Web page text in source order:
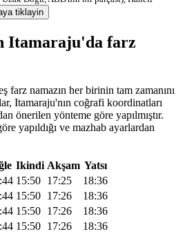
tiklayin
Itamaraju'da farz
farz namazın her birinin tam zamanını
Itamaraju'nın coğrafi koordinatları
önerilen yönteme göre yapılmıştır.
yapıldığı ve mazhab ayarlardan
Ikindi Akşam Yatsı
15:50 17:25
18:36
15:50 17:26
18:36
15:50 17:26
18:36
15:50 17:26
18:36